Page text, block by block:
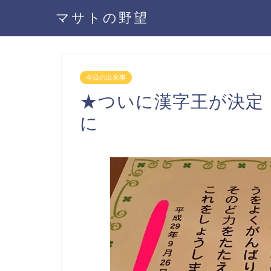
マサトの野望
今日の出来事
★ついに漢字王が決定
に